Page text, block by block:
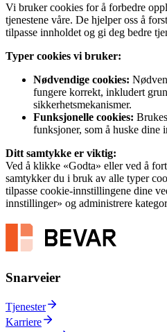
Vi bruker cookies for å forbedre
tjenestene våre. De hjelper oss å
tilpasse innholdet og gi deg bedre
Typer cookies vi bruker:
Nødvendige cookies:
fungere korrekt, inkludert
sikkerhetsmekanismer.
Funksjonelle cookies:
funksjoner, som å huske dine
Ditt samtykke er viktig:
Ved å klikke «Godta» eller ved å
samtykker du i bruk av alle typer
tilpasse cookie-innstillingene dine
innstillinger» og administrere
Snarveier
Tjenester
Karriere